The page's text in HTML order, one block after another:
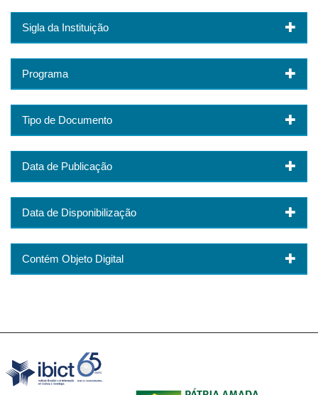
Sigla da Instituição
Programa
Tipo de Documento
Data de Publicação
Data de Disponibilização
Contém Objeto Digital